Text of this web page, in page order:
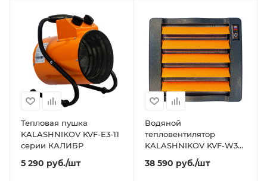
Тепловая пушка
KALASHNIKOV KVF-E3-11
серии КАЛИБР
5 290 руб./шт
Водяной
тепловентилятор
KALASHNIKOV KVF-W38-
38 590 руб./шт